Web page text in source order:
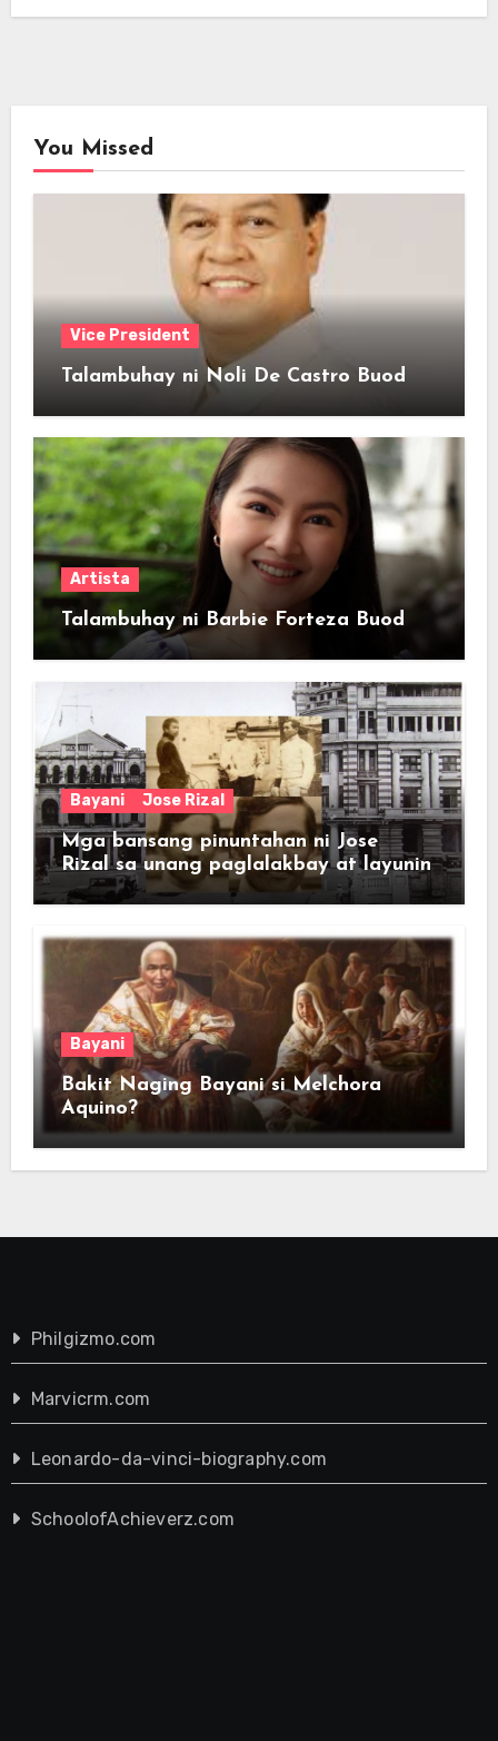
You Missed
Vice President
Talambuhay ni Noli De Castro Buod
Artista
Talambuhay ni Barbie Forteza Buod
Bayani Jose Rizal
Mga bansang pinuntahan ni Jose
Rizal sa unang paglalakbay at layunin
Bayani
Bakit Naging Bayani si Melchora
Aquino?
Philgizmo.com
Marvicrm.com
Leonardo-da-vinci-biography.com
SchoolofAchieverz.com